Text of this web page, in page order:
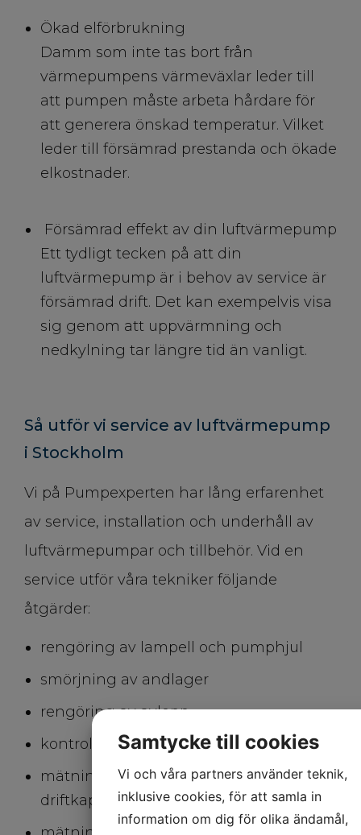
Ökad elförbrukning
Damm som inte tas bort från
värmepumpens värmeväxlar leder till
att pumpen måste arbeta hårdare för
att generera önskad temperatur. Vilket
leder till försämrad prestanda och ökade
elkostnader.
Försämrad effekt av din luftvärmepump
Ett tydligt tecken på att din
luftvärmepump är i behov av service är
försämrad drift. Det kan exempelvis visa
sig genom att uppvärmning och
nedkylning tar längre tid än vanligt.
Så utför vi service av luftvärmepump
i Stockholm
Vi på Pumpexperten har lång erfarenhet
av service, installation och underhåll av
luftvärmepumpar och tillbehör. Vid en
service utför våra tekniker följande
åtgärder:
rengöring av lampell och pumphjul
smörjning av andlager
rengöring av avlopp
kontroll av luftspjäll och fläktmotor
mätning av pumpens maximala
driftkapacitet
Samtycke till cookies
Vi och våra partners använder teknik,
inklusive cookies, för att samla in
information om dig för olika ändamål,